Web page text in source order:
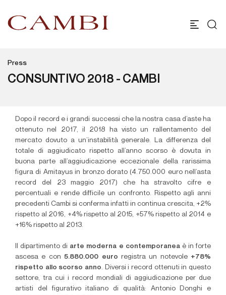
Press
CONSUNTIVO 2018 - CAMBI
Dopo il record e i grandi successi che la nostra casa d’aste ha
ottenuto nel 2017, il 2018 ha visto un rallentamento del
mercato dovuto a un’instabilità generale. La differenza del
totale di aggiudicato rispetto all’anno scorso è dovuta in
buona parte all’aggiudicazione eccezionale della rarissima
figura di Amitayus in bronzo dorato (4.750.000 euro nell’asta
record del 23 maggio 2017) che ha stravolto cifre e
percentuali e rende difficile un confronto. Rispetto agli anni
precedenti Cambi si conferma infatti in continua crescita, +2%
rispetto al 2016, +4% rispetto al 2015, +57% rispetto al 2014 e
+16% rispetto al 2013.
Il dipartimento di arte moderna e contemporaneaè in forte
ascesa e con5.880.000 euro registra un notevole +78%
rispetto allo scorso anno. Diversi i record ottenuti in questo
settore, tra cui i record mondiali di aggiudicazione per due
artisti del figurativo italiano di qualità: Antonio Donghi e